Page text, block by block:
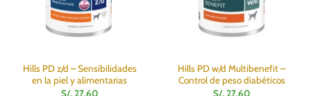
Hills PD z/d – Sensibilidades
en la piel y alimentarias
S/.27.60
Hills PD w/d Multibenefit –
Control de peso diabéticos
S/.27.60